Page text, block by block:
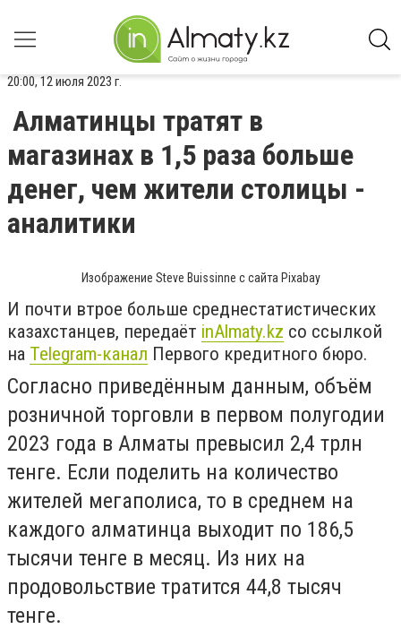
20:00, 12 июля 2023 г.
Алматинцы тратят в
магазинах в 1,5 раза больше
денег, чем жители столицы -
аналитики
Изображение Steve Buissinne с сайта Pixabay
И почти втрое больше среднестатистических
казахстанцев, передаёт inAlmaty.kz со ссылкой
на Telegram-канал Первого кредитного бюро.
Согласно приведённым данным, объём
розничной торговли в первом полугодии
2023 года в Алматы превысил 2,4 трлн
тенге. Если поделить на количество
жителей мегаполиса, то в среднем на
каждого алматинца выходит по 186,5
тысячи тенге в месяц. Из них на
продовольствие тратится 44,8 тысяч
тенге.